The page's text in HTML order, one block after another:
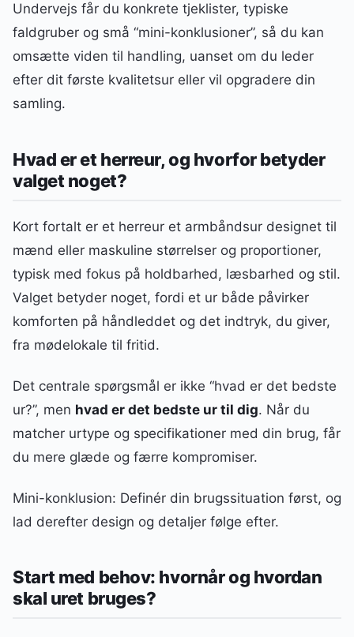
Undervejs får du konkrete tjeklister, typiske
faldgruber og små “mini-konklusioner”, så du kan
omsætte viden til handling, uanset om du leder
efter dit første kvalitetsur eller vil opgradere din
samling.
Hvad er et herreur, og hvorfor betyder
valget noget?
Kort fortalt er et herreur et armbåndsur designet til
mænd eller maskuline størrelser og proportioner,
typisk med fokus på holdbarhed, læsbarhed og stil.
Valget betyder noget, fordi et ur både påvirker
komforten på håndleddet og det indtryk, du giver,
fra mødelokale til fritid.
Det centrale spørgsmål er ikke “hvad er det bedste
ur?”, men hvad er det bedste ur til dig. Når du
matcher urtype og specifikationer med din brug, får
du mere glæde og færre kompromiser.
Mini-konklusion: Definér din brugssituation først, og
lad derefter design og detaljer følge efter.
Start med behov: hvornår og hvordan
skal uret bruges?